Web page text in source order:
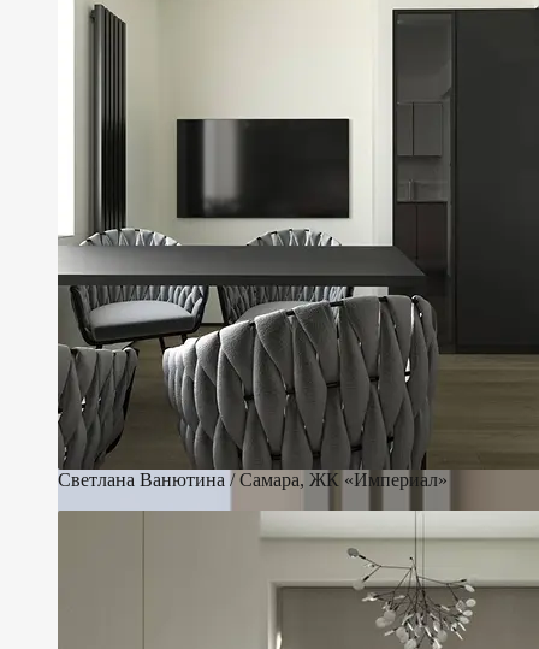
Светлана Ванютина / Самара, ЖК «Империал»